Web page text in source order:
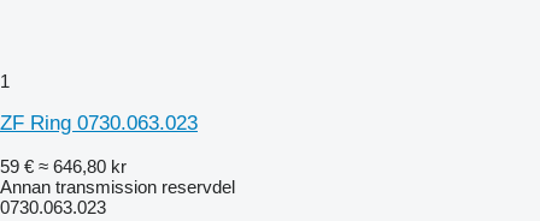
1
ZF Ring 0730.063.023
59 € ≈ 646,80 kr
Annan transmission reservdel
0730.063.023